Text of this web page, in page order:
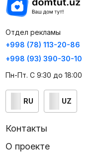
Отдел рекламы
+998 (78) 113-20-86
+998 (93) 390-30-10
Пн-Пт. С 9:30 до 18:00
RU UZ
Контакты
О проекте